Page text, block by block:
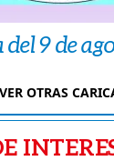
9 de
VER OTRAS